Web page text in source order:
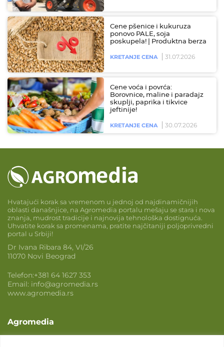
Cene pšenice i kukuruza
ponovo PALE, soja
poskupela! | Produktna berza
KRETANJE CENA 31.07.2026
Cene voća i povrća:
Borovnice, maline i paradajz
skuplji, paprika i tikvice
jeftinije!
KRETANJE CENA 30.07.2026
Hvatajući korak sa vremenom u jednoj od najdinamičnijih
oblasti današnjice, na Agromedia portalu mešaju se stara i nova
znanja, mudrost tradicije i najnovija tehnološka dostignuća.
Uhvatite korak sa promenama, pratite najčitaniji poljoprivredni
portal u Srbiji!
Dr Ivana Ribara 84, VI/26
11070 Novi Beograd
Telefon:+381 64 1627 353
Email: info@agromedia.rs
www.agromedia.rs
Agromedia